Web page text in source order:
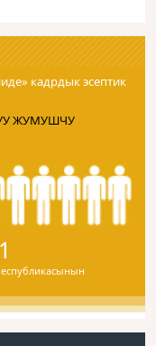
кадрдык эсептик
ЖУМУШЧУ